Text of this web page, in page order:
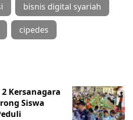
bisnis digital syariah
cipedes
Kersanagara
Siswa